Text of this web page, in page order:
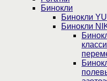
Бинокли
Бинокли
Бинокли